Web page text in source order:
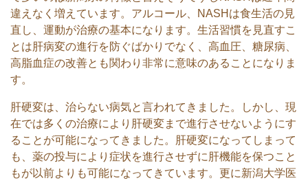
違えなく増えています。アルコール、NASHは食生活の見
直し、運動が治療の基本になります。生活習慣を見直すこ
とは肝病変の進行を防ぐばかりでなく、高血圧、糖尿病、
高脂血症の改善とも関わり非常に意味のあることになりま
す。
肝硬変は、治らない病気と言われてきました。しかし、現
在では多くの治療により肝硬変まで進行させないようにす
ることが可能になってきました。肝硬変になってしまって
も、薬の投与により症状を進行させずに肝機能を保つこと
もが以前よりも可能になってきています。更に新潟大学医